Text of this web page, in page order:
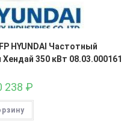
HYUNDAI Частотный
350 кВт 08.03.000161
238 ₽